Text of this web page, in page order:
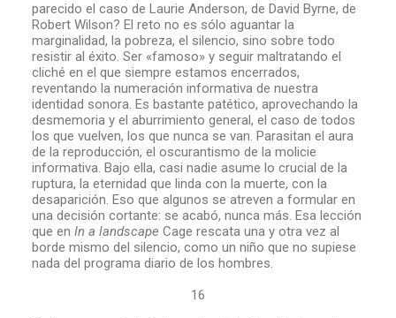
parecido el caso de Laurie Anderson, de David Byrne, de
Robert Wilson? El reto no es sólo aguantar la
marginalidad, la pobreza, el silencio, sino sobre todo
resistir al éxito. Ser «famoso» y seguir maltratando el
cliché en el que siempre estamos encerrados,
reventando la numeración informativa de nuestra
identidad sonora. Es bastante patético, aprovechando la
desmemoria y el aburrimiento general, el caso de todos
los que vuelven, los que nunca se van. Parasitan el aura
de la reproducción, el oscurantismo de la molicie
informativa. Bajo ella, casi nadie asume lo crucial de la
ruptura, la eternidad que linda con la muerte, con la
desaparición. Eso que algunos se atreven a formular en
una decisión cortante: se acabó, nunca más. Esa lección
que en In a landscape Cage rescata una y otra vez al
borde mismo del silencio, como un niño que no supiese
nada del programa diario de los hombres.
16